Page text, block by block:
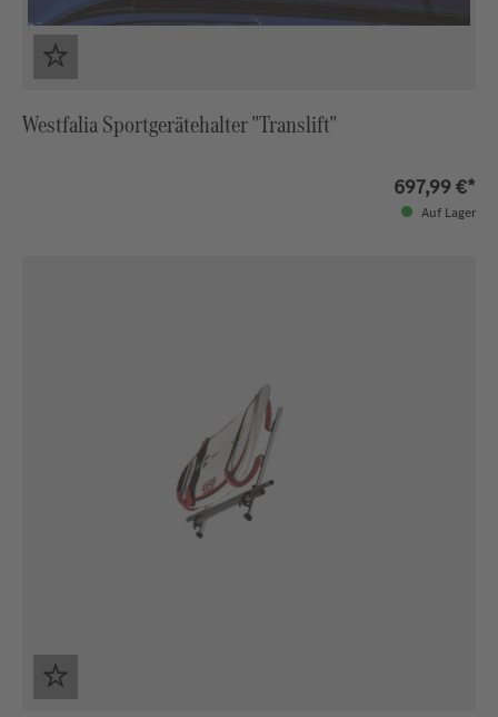
Westfalia Sportgerätehalter "Translift"
697,99 €*
Auf Lager